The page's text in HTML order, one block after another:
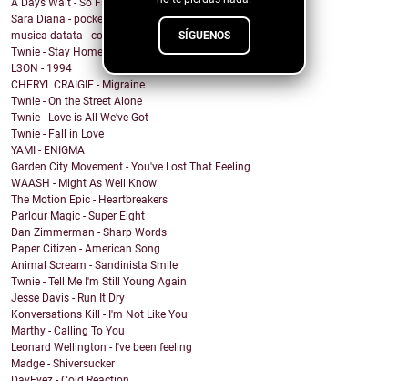
SÍGUENOS
A Days Wait - So Far Along
Sara Diana - pocket poetry
musica datata - come fai a non odiare i giovani
Twnie - Stay Home
L3ON - 1994
CHERYL CRAIGIE - Migraine
Twnie - On the Street Alone
Twnie - Love is All We've Got
Twnie - Fall in Love
YAMI - ENIGMA
Garden City Movement - You've Lost That Feeling
WAASH - Might As Well Know
The Motion Epic - Heartbreakers
Parlour Magic - Super Eight
Dan Zimmerman - Sharp Words
Paper Citizen - American Song
Animal Scream - Sandinista Smile
Twnie - Tell Me I'm Still Young Again
Jesse Davis - Run It Dry
Konversations Kill - I'm Not Like You
Marthy - Calling To You
Leonard Wellington - I've been feeling
Madge - Shiversucker